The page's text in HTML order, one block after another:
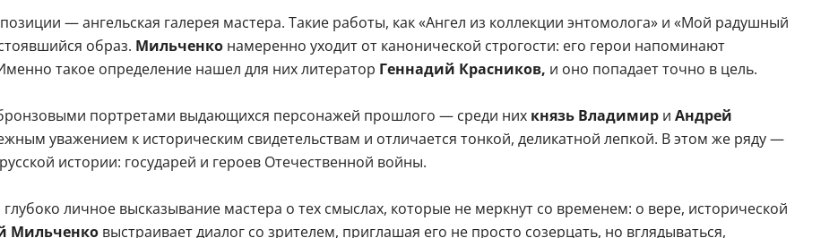
— ангельская галерея мастера. Такие работы, как «Ангел из коллекции энтомолога» и «Мой радушный
образ. Мильченко намеренно уходит от канонической строгости: его герои напоминают
такое определение нашел для них литератор Геннадий Красников, и оно попадает точно в цель.
портретами выдающихся персонажей прошлого — среди них князь Владимир и Андрей
уважением к историческим свидетельствам и отличается тонкой, деликатной лепкой. В этом же ряду —
истории: государей и героев Отечественной войны.
личное высказывание мастера о тех смыслах, которые не меркнут со временем: о вере, исторической
Мильченко выстраивает диалог со зрителем, приглашая его не просто созерцать, но вглядываться,